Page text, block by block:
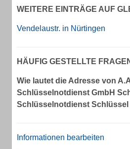
WEITERE EINTRÄGE AUF
Vendelaustr. in Nürtingen
HÄUFIG GESTELLTE
Wie lautet die Adresse von
Schlüsselnotdienst GmbH
Schlüsselnotdienst
Informationen bearbeiten